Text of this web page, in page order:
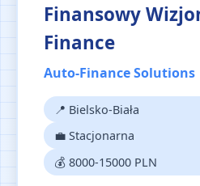
Finansowy
Finance
Auto-Finance Solutions
📍 Bielsko-Biała
💼 Stacjonarna
💰 8000-15000 PLN